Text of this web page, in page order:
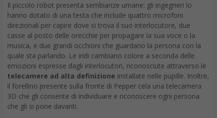
Il piccolo robot presenta sembianze umane: gli ingegneri lo
hanno dotato di una testa che include quattro microfoni
direzionali per capire dove si trova il suo interlocutore, due
casse al posto delle orecchie per propagare la sua voce o la
musica, e due grandi occhioni che guardano la persona con la
quale sta parlando. Le iridi cambiano colore a seconda delle
emozioni espresse dagli interlocutori, riconosciute attraverso le
telecamere ad alta definizione installate nelle pupille. Inoltre,
il forellino presente sulla fronte di Pepper cela una telecamera
3D che gli consente di individuare e riconoscere ogni persona
che gli si pone davanti.